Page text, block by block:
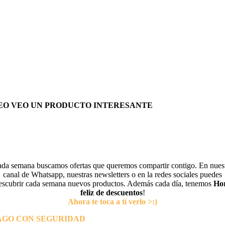
VEO UN PRODUCTO INTERESANTE
semana buscamos ofertas que queremos compartir contigo. En
canal de Whatsapp, nuestras newsletters o en la redes sociales puedes
cada semana nuevos productos. Además cada día, tenemos
feliz de descuentos!
Ahora te toca a tí verlo >:)
CON SEGURIDAD